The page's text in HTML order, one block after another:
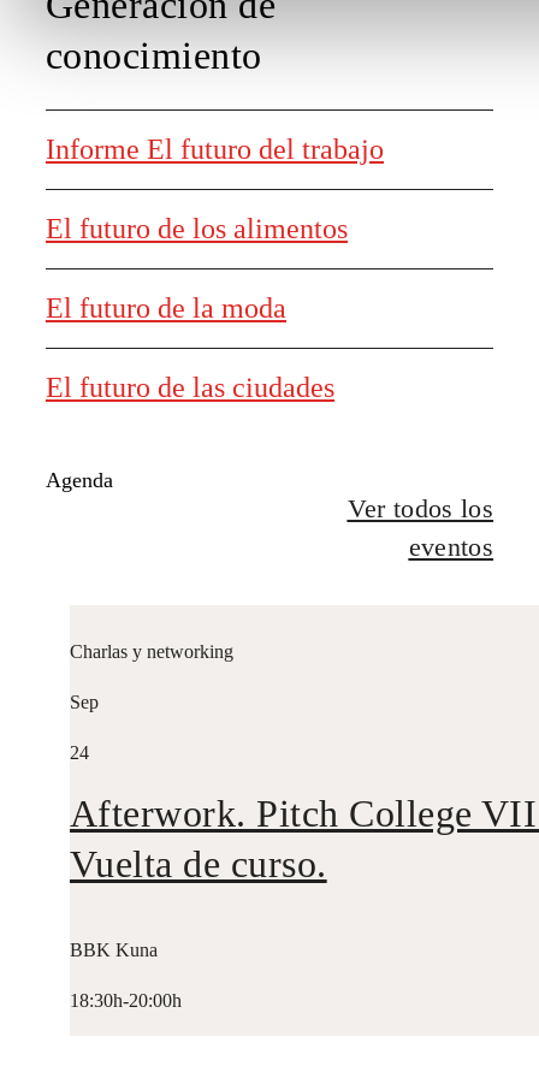
conocimiento
Informe El futuro del trabajo
El futuro de los alimentos
El futuro de la moda
El futuro de las ciudades
Agenda
Ver todos los
eventos
Charlas y networking
Sep
24
Afterwork. Pitch College
Vuelta de curso.
BBK Kuna
18:30h-20:00h